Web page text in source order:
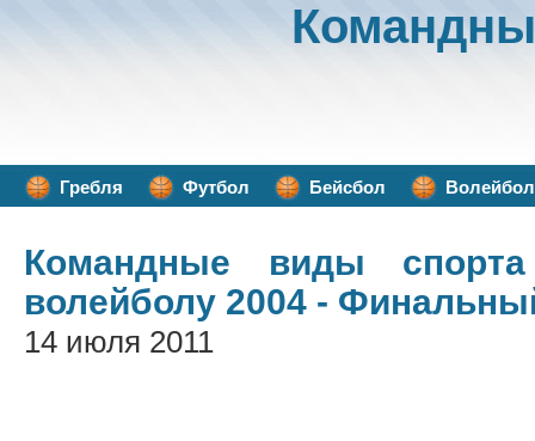
Гребля Футбол Бейсбол Волейбол
Командные виды спорта
волейболу 2004 -
14 июля 2011